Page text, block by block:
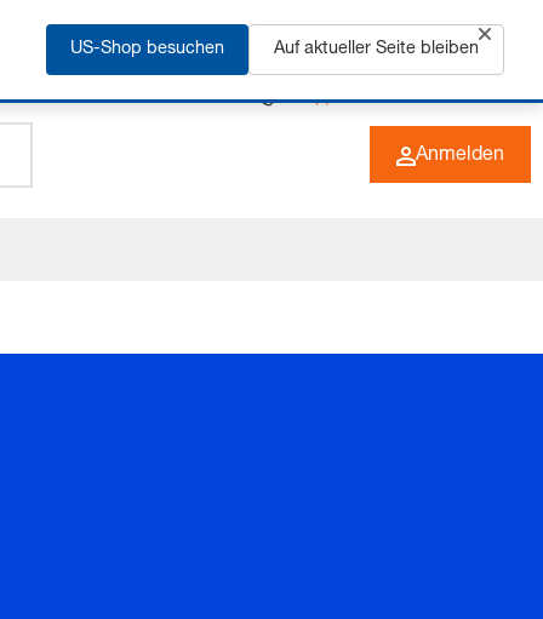
+49 (0) 6266 73-0 DE
Anmelden
US-Shop besuchen Auf aktueller Seite bleiben